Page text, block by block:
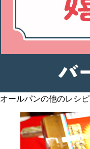
オールパンの他のレシピ